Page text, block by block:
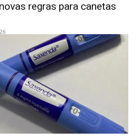
regras para canetas